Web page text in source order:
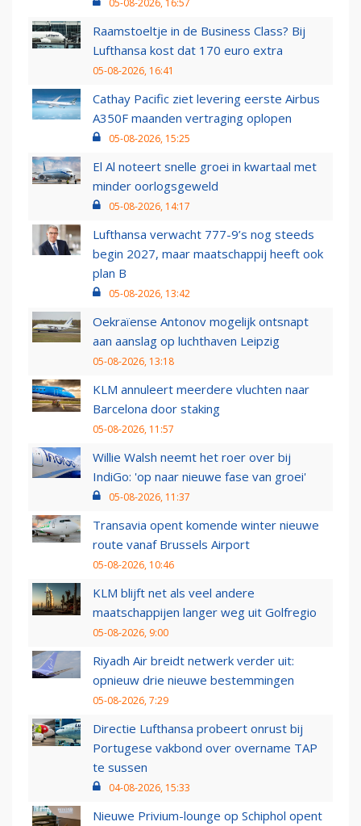
05-08-2026, 16:57
Raamstoeltje in de Business Class? Bij
Lufthansa kost dat 170 euro extra
05-08-2026, 16:41
Cathay Pacific ziet levering eerste Airbus
A350F maanden vertraging oplopen
05-08-2026, 15:25
El Al noteert snelle groei in kwartaal met
minder oorlogsgeweld
05-08-2026, 14:17
Lufthansa verwacht 777-9’s nog steeds
begin 2027, maar maatschappij heeft ook
plan B
05-08-2026, 13:42
Oekraïense Antonov mogelijk ontsnapt
aan aanslag op luchthaven Leipzig
05-08-2026, 13:18
KLM annuleert meerdere vluchten naar
Barcelona door staking
05-08-2026, 11:57
Willie Walsh neemt het roer over bij
IndiGo: 'op naar nieuwe fase van groei'
05-08-2026, 11:37
Transavia opent komende winter nieuwe
route vanaf Brussels Airport
05-08-2026, 10:46
KLM blijft net als veel andere
maatschappijen langer weg uit Golfregio
05-08-2026, 9:00
Riyadh Air breidt netwerk verder uit:
opnieuw drie nieuwe bestemmingen
05-08-2026, 7:29
Directie Lufthansa probeert onrust bij
Portugese vakbond over overname TAP
te sussen
04-08-2026, 15:33
Nieuwe Privium-lounge op Schiphol opent